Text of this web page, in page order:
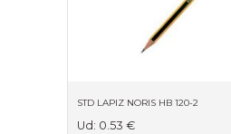
STD LAPIZ NORIS HB 120-2
Ud: 0.53 €